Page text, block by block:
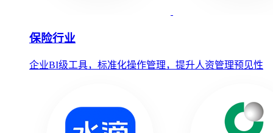
保险行业
企业BI级工具，标准化操作管理，提升人资管理预见性